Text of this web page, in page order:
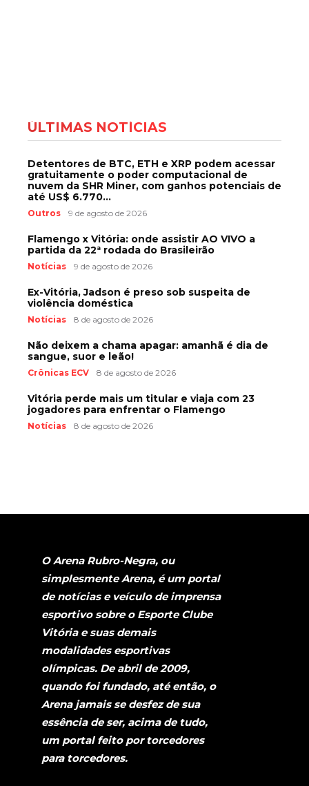
ÚLTIMAS NOTÍCIAS
Detentores de BTC, ETH e XRP podem acessar
gratuitamente o poder computacional de
nuvem da SHR Miner, com ganhos potenciais de
até US$ 6.770...
Outros 9 de agosto de 2026
Flamengo x Vitória: onde assistir AO VIVO a
partida da 22ª rodada do Brasileirão
Notícias 9 de agosto de 2026
Ex-Vitória, Jadson é preso sob suspeita de
violência doméstica
Notícias 8 de agosto de 2026
Não deixem a chama apagar: amanhã é dia de
sangue, suor e leão!
Crônicas ECV 8 de agosto de 2026
Vitória perde mais um titular e viaja com 23
jogadores para enfrentar o Flamengo
Notícias 8 de agosto de 2026
O Arena Rubro-Negra, ou
simplesmente Arena, é um portal
de notícias e veículo de imprensa
esportivo sobre o Esporte Clube
Vitória e suas demais
modalidades esportivas
olímpicas. De abril de 2009,
quando foi fundado, até então, o
Arena jamais se desfez de sua
essência de ser, acima de tudo,
um portal feito por torcedores
para torcedores.